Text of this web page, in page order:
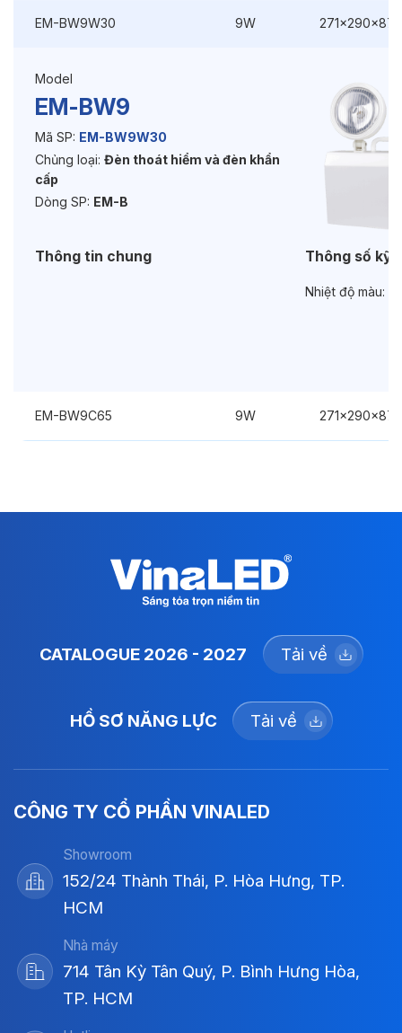
EM-BW9W30 9W
Model
EM-BW9
Mã SP: EM-BW9W30
Chủng loại: Đèn thoát hiểm và đèn khẩn
cấp
Dòng SP: EM-B
Thông tin chung Thông số kỹ
Nhiệt độ màu:
EM-BW9C65 9W
CATALOGUE 2026 - 2027 Tải về
HỒ SƠ NĂNG LỰC Tải về
CÔNG TY CỔ PHẦN VINALED
Showroom
152/24 Thành Thái, P. Hòa Hưng, TP.
HCM
Nhà máy
714 Tân Kỳ Tân Quý, P. Bình Hưng Hòa,
TP. HCM